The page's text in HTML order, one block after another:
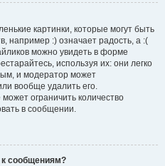
картинки, которые могут быть
например :) означает радость, а :(
можно увидеть в форме
используя их: они легко
и модератор может
вообще удалить его.
ограничить количество
в сообщении.
к сообщениям?